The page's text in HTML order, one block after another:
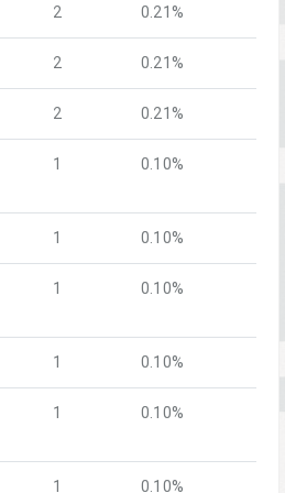
2 0.21%
2 0.21%
2 0.21%
1 0.10%
1 0.10%
1 0.10%
1 0.10%
1 0.10%
1 0.10%